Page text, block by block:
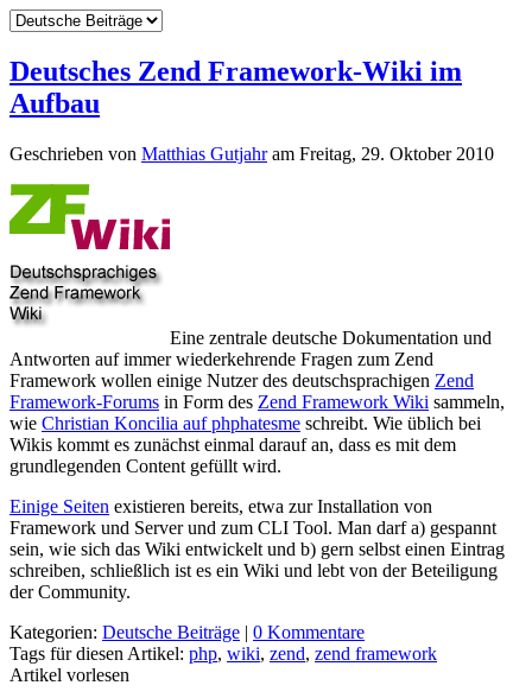
Deutsches Zend Framework-Wiki im
Aufbau
Geschrieben von Matthias Gutjahram Freitag, 29. Oktober 2010
Eine zentrale deutsche Dokumentation und
Antworten auf immer wiederkehrende Fragen zum Zend
Framework wollen einige Nutzer des deutschsprachigen Zend
Framework-Forums in Form des Zend Framework Wiki sammeln,
wie Christian Koncilia auf phphatesme schreibt. Wie üblich bei
Wikis kommt es zunächst einmal darauf an, dass es mit dem
grundlegenden Content gefüllt wird.
Einige Seiten existieren bereits, etwa zur Installation von
Framework und Server und zum CLI Tool. Man darf a) gespannt
sein, wie sich das Wiki entwickelt und b) gern selbst einen Eintrag
schreiben, schließlich ist es ein Wiki und lebt von der Beteiligung
der Community.
Kategorien: Deutsche Beiträge | 0 Kommentare
Tags für diesen Artikel: php, wiki, zend, zend framework
Artikel vorlesen